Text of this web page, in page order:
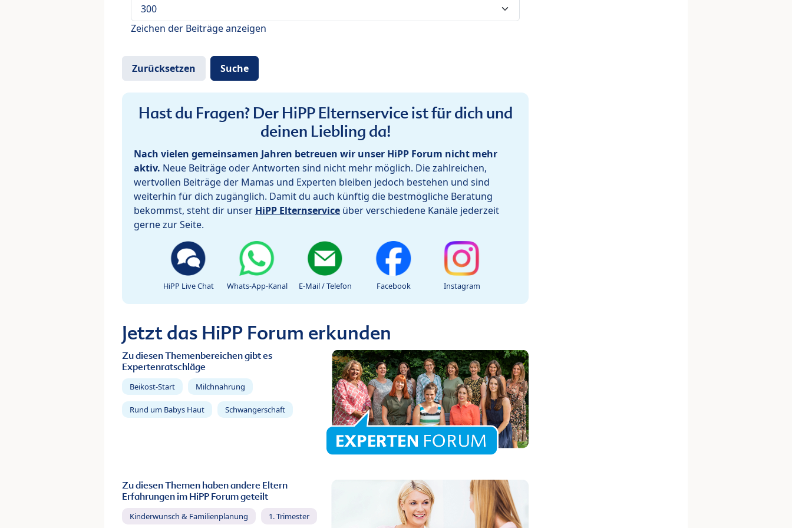
Zeichen der Beiträge anzeigen
Hast du Fragen? Der HiPP Elternservice ist für dich und
deinen Liebling da!
Nach vielen gemeinsamen Jahren betreuen wir unser HiPP Forum nicht mehr
aktiv. Neue Beiträge oder Antworten sind nicht mehr möglich. Die zahlreichen,
wertvollen Beiträge der Mamas und Experten bleiben jedoch bestehen und sind
weiterhin für dich zugänglich. Damit du auch künftig die bestmögliche Beratung
bekommst, steht dir unser HiPP Elternservice über verschiedene Kanäle jederzeit
gerne zur Seite.
HiPP Live Chat Whats-App-Kanal E-Mail / Telefon Facebook Instagram
Jetzt das HiPP Forum erkunden
Zu diesen Themenbereichen gibt es
Expertenratschläge
Beikost-Start Milchnahrung
Rund um Babys Haut Schwangerschaft
Zu diesen Themen haben andere Eltern
Erfahrungen im HiPP Forum geteilt
Kinderwunsch & Familienplanung 1. Trimester